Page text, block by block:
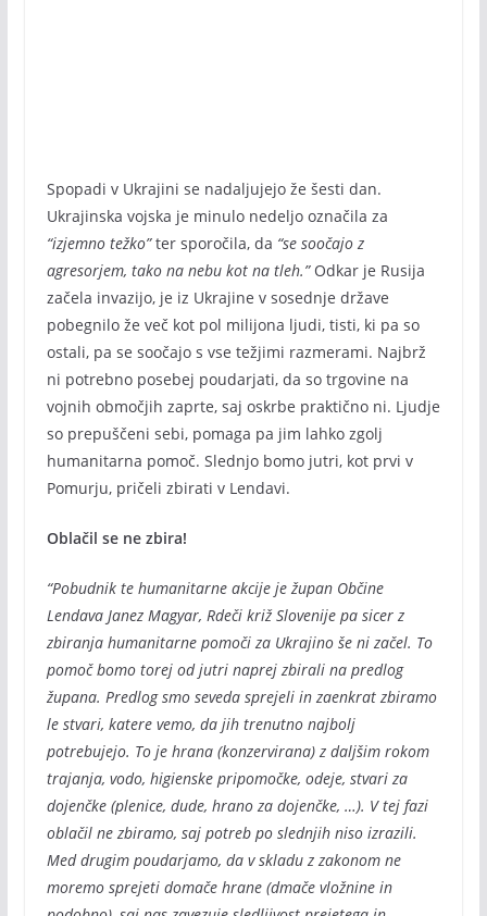
Spopadi v Ukrajini se nadaljujejo že šesti dan.
Ukrajinska vojska je minulo nedeljo označila za
“izjemno težko”ter sporočila, da “se soočajo z
agresorjem, tako na nebu kot na tleh.” Odkar je Rusija
začela invazijo, je iz Ukrajine v sosednje države
pobegnilo že več kot pol milijona ljudi, tisti, ki pa so
ostali, pa se soočajo s vse težjimi razmerami. Najbrž
ni potrebno posebej poudarjati, da so trgovine na
vojnih območjih zaprte, saj oskrbe praktično ni. Ljudje
so prepuščeni sebi, pomaga pa jim lahko zgolj
humanitarna pomoč. Slednjo bomo jutri, kot prvi v
Pomurju, pričeli zbirati v Lendavi.
Oblačil se ne zbira!
“Pobudnik te humanitarne akcije je župan Občine
Lendava Janez Magyar, Rdeči križ Slovenije pa sicer z
zbiranja humanitarne pomoči za Ukrajino še ni začel. To
pomoč bomo torej od jutri naprej zbirali na predlog
župana. Predlog smo seveda sprejeli in zaenkrat zbiramo
le stvari, katere vemo, da jih trenutno najbolj
potrebujejo. To je hrana (konzervirana) z daljšim rokom
trajanja, vodo, higienske pripomočke, odeje, stvari za
dojenčke (plenice, dude, hrano za dojenčke, …). V tej fazi
oblačil ne zbiramo, saj potreb po slednjih niso izrazili.
Med drugim poudarjamo, da v skladu z zakonom ne
moremo sprejeti domače hrane (dmače vložnine in